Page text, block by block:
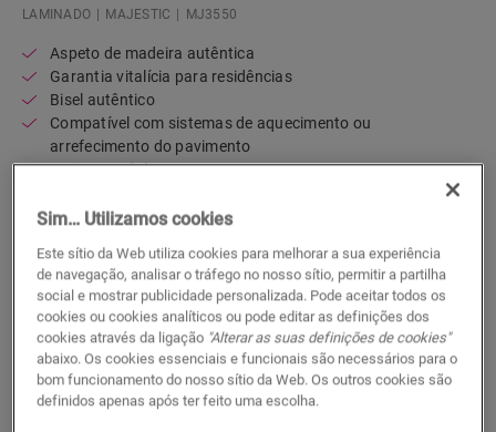
LAMINADO MAJESTIC MJ3550
Aspeto de madeira autêntica
Garantia vitalícia para residências
Bisel autêntico
Compatível com sistemas de aquecimento ou
arrefecimento do pavimento
Resistente à água
Encontre um revendedor perto de si
Gostaria de ver este pavimento tal como é na
realidade? Ainda tem dúvidas? Não há problema! Há
sempre um fornecedor perto de si.
Sim… Utilizamos cookies
Este sítio da Web utiliza cookies para melhorar a sua experiência
de navegação, analisar o tráfego no nosso sítio, permitir a partilha
social e mostrar publicidade personalizada. Pode aceitar todos os
cookies ou cookies analíticos ou pode editar as definições dos
cookies através da ligação "Alterar as suas definições de cookies"
abaixo. Os cookies essenciais e funcionais são necessários para o
bom funcionamento do nosso sítio da Web. Os outros cookies são
definidos apenas após ter feito uma escolha.